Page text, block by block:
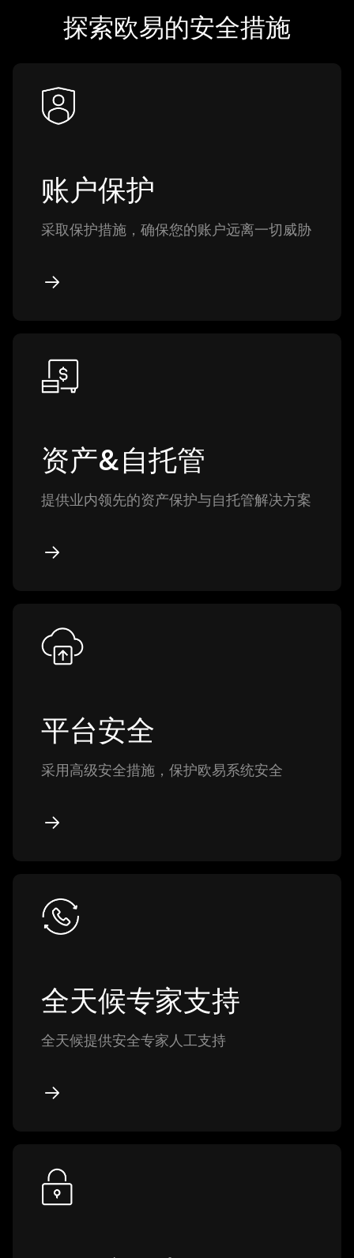
探索欧易的安全措施
账户保护
采取保护措施，确保您的账户远离一切威胁
资产&自托管
提供业内领先的资产保护与自托管解决方案
平台安全
采用高级安全措施，保护欧易系统安全
全天候专家支持
全天候提供安全专家人工支持